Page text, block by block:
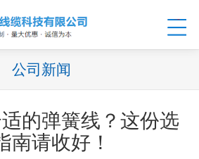
公司新闻
的弹簧线？这份选
南请收好！